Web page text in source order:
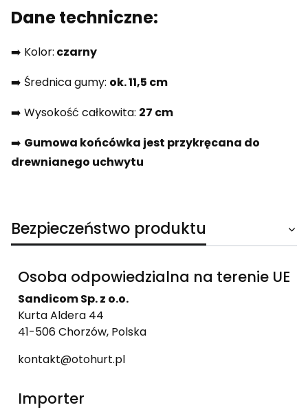
Dane techniczne:
➡️ Kolor: czarny
➡️ Średnica gumy: ok. 11,5 cm
➡️ Wysokość całkowita: 27 cm
➡️ Gumowa końcówka jest przykręcana do
drewnianego uchwytu
Bezpieczeństwo produktu
Osoba odpowiedzialna na terenie UE
Sandicom Sp. z o.o.
Kurta Aldera 44
41-506 Chorzów, Polska
kontakt@otohurt.pl
Importer